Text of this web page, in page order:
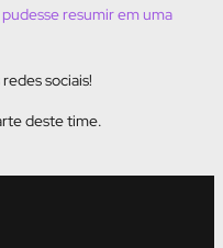
resumir em uma
sociais!
deste time.